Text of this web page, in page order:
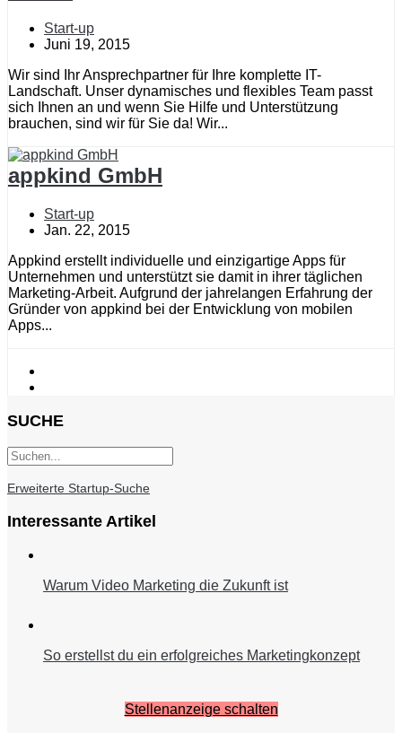
Start-up
Juni 19, 2015
Wir sind Ihr Ansprechpartner für Ihre komplette IT-
Landschaft. Unser dynamisches und flexibles Team passt
sich Ihnen an und wenn Sie Hilfe und Unterstützung
brauchen, sind wir für Sie da! Wir...
appkind GmbH
Start-up
Jan. 22, 2015
Appkind erstellt individuelle und einzigartige Apps für
Unternehmen und unterstützt sie damit in ihrer täglichen
Marketing-Arbeit. Aufgrund der jahrelangen Erfahrung der
Gründer von appkind bei der Entwicklung von mobilen
Apps...
SUCHE
Erweiterte Startup-Suche
Interessante Artikel
Warum Video Marketing die Zukunft ist
So erstellst du ein erfolgreiches Marketingkonzept
Stellenanzeige schalten